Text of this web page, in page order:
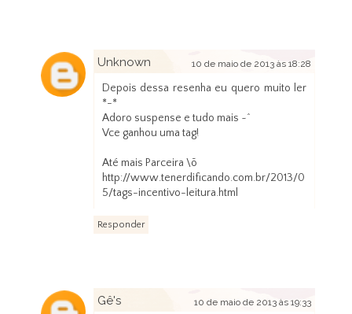
Unknown 10 de maio de 2013 às 18:28
Depois dessa resenha eu quero muito ler
*-*
Adoro suspense e tudo mais ~^
Vce ganhou uma tag!
Até mais Parceira \õ
http://www.tenerdificando.com.br/2013/0
5/tags-incentivo-leitura.html
Responder
Gê's 10 de maio de 2013 às 19:33